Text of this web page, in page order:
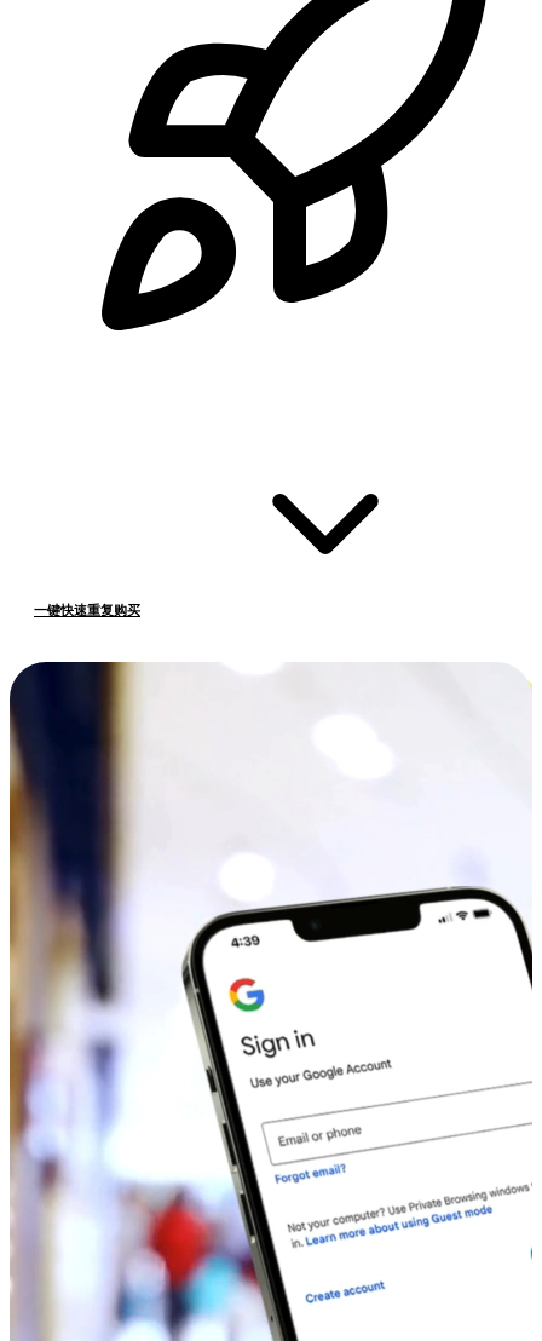
一键快速重复购买